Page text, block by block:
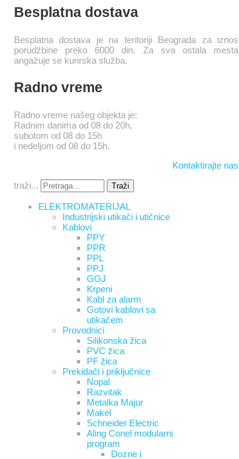
Besplatna dostava
Besplatna dostava je na teritoriji Beograda za iznos
porudžbine preko 6000 din. Za sva ostala mesta
angažuje se kurirska služba.
Radno vreme
Radno vreme našeg objekta je:
Radnim danima od 08 do 20h,
subotom od 08 do 15h
i nedeljom od 08 do 15h.
Kontaktirajte nas
traži...
Traži
ELEKTROMATERIJAL
Industrijski utikači i utičnice
Kablovi
PPY
PPR
PPL
PPJ
GGJ
Krpeni
Kabl za alarm
Gotovi kablovi sa
utikačem
Provodnici
Silikonska žica
PVC žica
PF žica
Prekidači i priključnice
Nopal
Razvitak
Metalka Majur
Makel
Schneider Electric
Aling Conel modularni
program
Dozne i